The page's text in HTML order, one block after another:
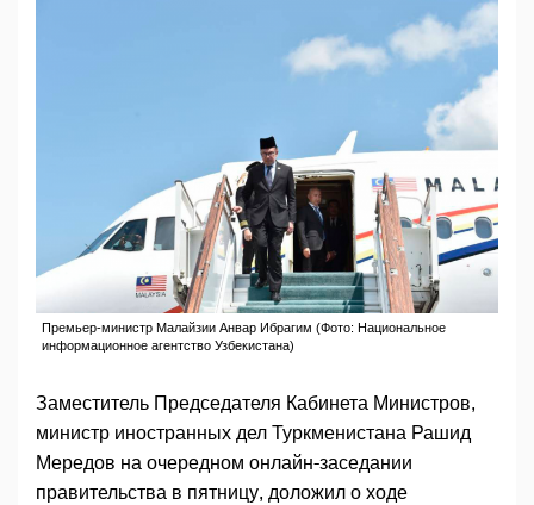
Премьер-министр Малайзии Анвар Ибрагим (Фото: Национальное
информационное агентство Узбекистана)
Заместитель Председателя Кабинета Министров,
министр иностранных дел Туркменистана Рашид
Мередов на очередном онлайн-заседании
правительства в пятницу, доложил о ходе